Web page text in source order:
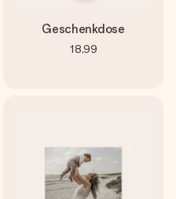
Geschenkdose
18,99